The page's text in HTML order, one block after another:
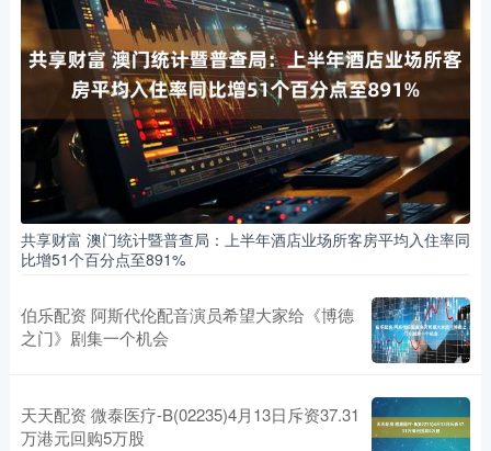
共享财富 澳门统计暨普查局：上半年酒店业场所客房平均入住率同
比增51个百分点至891%
伯乐配资 阿斯代伦配音演员希望大家给《博德
之门》剧集一个机会
天天配资 微泰医疗-B(02235)4月13日斥资37.31
万港元回购5万股